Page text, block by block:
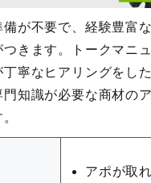
備が不要で、経験豊富
つきます。トークマニ
丁寧なヒアリングをし
門知識が必要な商材の
アポが取